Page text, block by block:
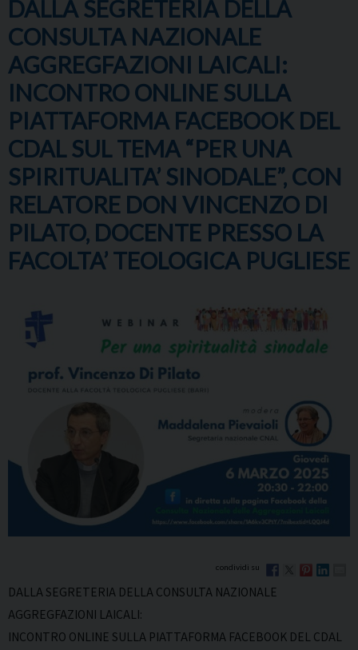
DALLA SEGRETERIA DELLA
CONSULTA NAZIONALE
AGGREGFAZIONI LAICALI:
INCONTRO ONLINE SULLA
PIATTAFORMA FACEBOOK DEL
CDAL SUL TEMA “PER UNA
SPIRITUALITA’ SINODALE”, CON
RELATORE DON VINCENZO DI
PILATO, DOCENTE PRESSO LA
FACOLTA’ TEOLOGICA PUGLIESE
DALLA SEGRETERIA DELLA CONSULTA NAZIONALE
AGGREGFAZIONI LAICALI:
INCONTRO ONLINE SULLA PIATTAFORMA FACEBOOK DEL CDAL